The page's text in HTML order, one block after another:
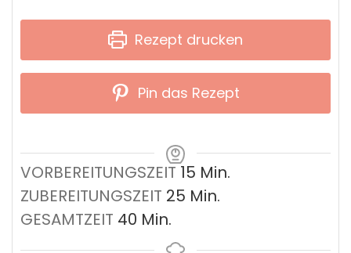
Rezept drucken
Pin das Rezept
VORBEREITUNGSZEIT 15 Minuten
Min.
ZUBEREITUNGSZEIT 25 Minuten
Min.
GESAMTZEIT 40 Minuten
Min.